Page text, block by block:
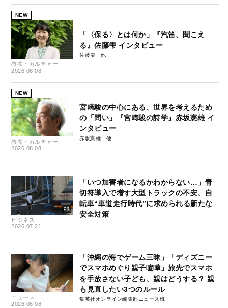
NEW
教養・カルチャー
2026.08.08
「〈保る〉とは何か」『汽笛、聞こえ
る』佐藤雫 インタビュー
佐藤雫
NEW
教養・カルチャー
2026.08.08
宮﨑駿の中心にある、世界を考えるため
の「問い」『宮﨑駿の詩学』赤坂憲雄 イ
ンタビュー
赤坂憲雄
ビジネス
2026.07.21
「いつ加害者になるかわからない…」青
切符導入で増す大型トラックの不安、自
転車“車道走行時代”に求められる新たな
安全対策
ニュース
2026.08.08
「沖縄の海でゲーム三昧」「ディズニー
でスマホめぐり親子喧嘩」旅先でスマホ
を手放さない子ども、親はどうする？ 親
も見直したい3つのルール
集英社オンライン編集部ニュース班